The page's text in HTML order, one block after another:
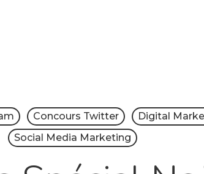
Concours Twitter Digital
Social Media Marketing